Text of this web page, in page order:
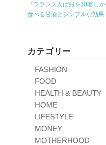
『フランス人は服を10着し
食べる甘酒とシンプルな効果
カテゴリー
FASHION
FOOD
HEALTH & BEAUTY
HOME
LIFESTYLE
MONEY
MOTHERHOOD